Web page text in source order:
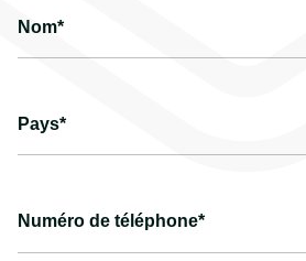
Nom*
Pays*
Numéro de téléphone*